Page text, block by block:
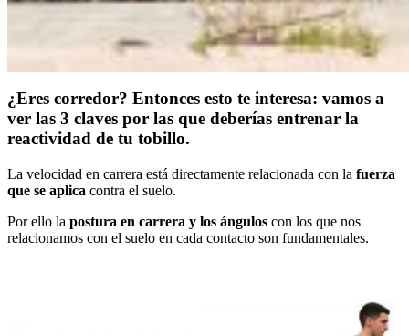
¿Eres corredor? Entonces esto te interesa: vamos a
ver las 3 claves por las que deberías entrenar la
reactividad de tu tobillo.
La velocidad en carrera está directamente relacionada con la fuerza
que se aplica contra el suelo.
Por ello la postura en carrera y los ángulos con los que nos
relacionamos con el suelo en cada contacto son fundamentales.